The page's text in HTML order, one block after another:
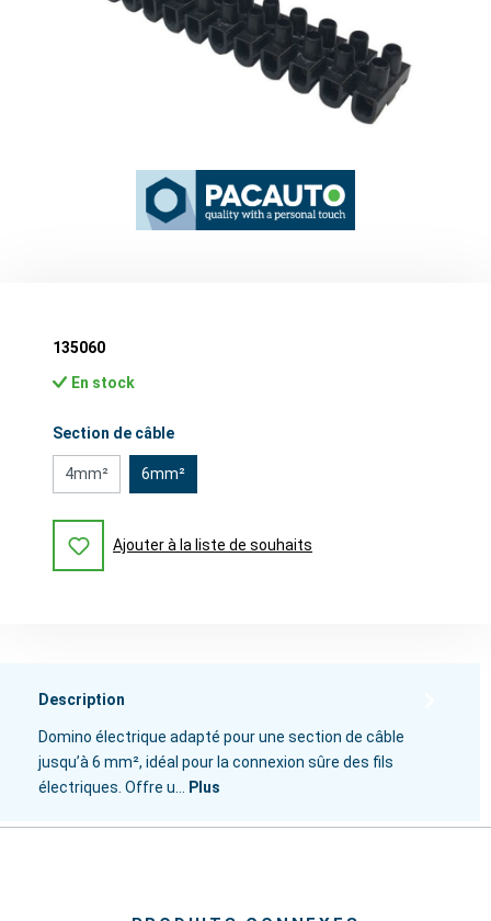
135060
En stock
Sélectionnez
Section de câble
4mm² 6mm²
Ajouter à la liste de souhaits
Description
Domino électrique adapté pour une section de câble
jusqu’à 6 mm², idéal pour la connexion sûre des fils
électriques. Offre u… Plus